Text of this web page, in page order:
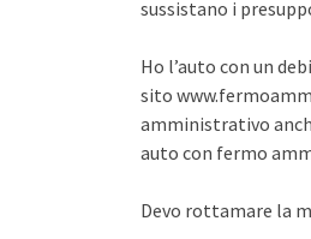
sussistano i
Ho l’auto con un
sito
amministrativo
auto con fermo
Devo rottamare la